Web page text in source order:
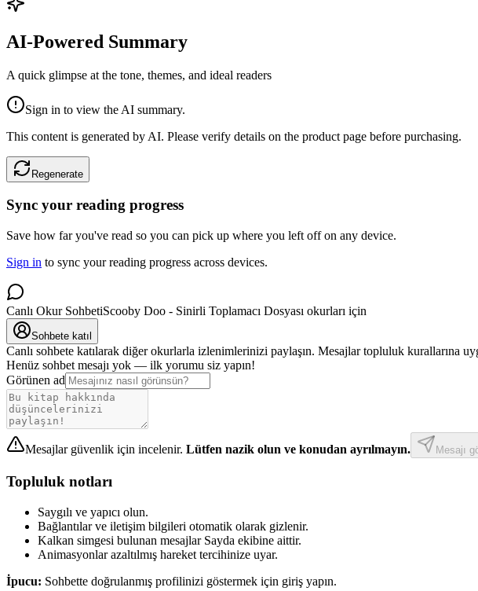
AI-Powered Summary
A quick glimpse at the tone, themes, and ideal readers
Sign in to view the AI summary.
This content is generated by AI. Please verify details on the product page before purchasing.
Regenerate
Sync your reading progress
Save how far you've read so you can pick up where you left off on any device.
Sign in to sync your reading progress across devices.
Canlı Okur SohbetiScooby Doo - Sinirli Toplamacı Dosyası okurları için
Sohbete katıl
Canlı sohbete katılarak diğer okurlarla izlenimlerinizi paylaşın. Mesajlar topluluk kurallarına
Henüz sohbet mesajı yok — ilk yorumu siz yapın!
Görünen ad
Mesajlar güvenlik için incelenir. Lütfen nazik olun ve konudan ayrılmayın. Mesajı
Topluluk notları
Saygılı ve yapıcı olun.
Bağlantılar ve iletişim bilgileri otomatik olarak gizlenir.
Kalkan simgesi bulunan mesajlar Sayda ekibine aittir.
Animasyonlar azaltılmış hareket tercihinize uyar.
İpucu: Sohbette doğrulanmış profilinizi göstermek için giriş yapın.